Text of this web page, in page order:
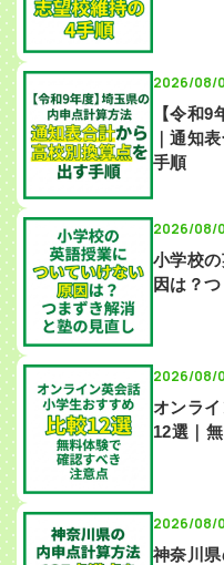
2026/08/
【令和
｜通知
手順
2026/08/
小学校
因は？
2026/08/
オンラ
12選｜
2026/08/
神奈川